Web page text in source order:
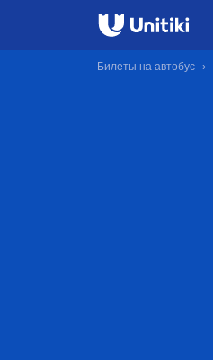
Билеты на автобус